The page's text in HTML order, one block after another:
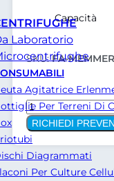
Laboratorio
Agitatrice
Per Terreni Di
Diagrammati
Per Culture
Capacità
SKU:FA-
Camera
Climatica
MEMMERT
ICH750
quantità
RICHIEDI